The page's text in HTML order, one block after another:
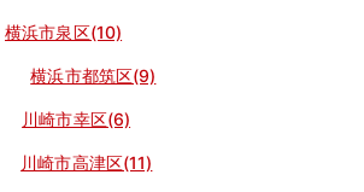
横浜市泉区(10)
横浜市都筑区(9)
川崎市幸区(6)
川崎市高津区(11)